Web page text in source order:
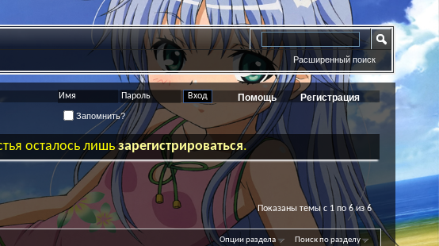
Регистрация
Помощь
Запомнить?
Расширенный поиск
осталось лишьзарегистрироваться.
Показаны темы с 1 по 6 из 6
Опции раздела Поиск по разделу